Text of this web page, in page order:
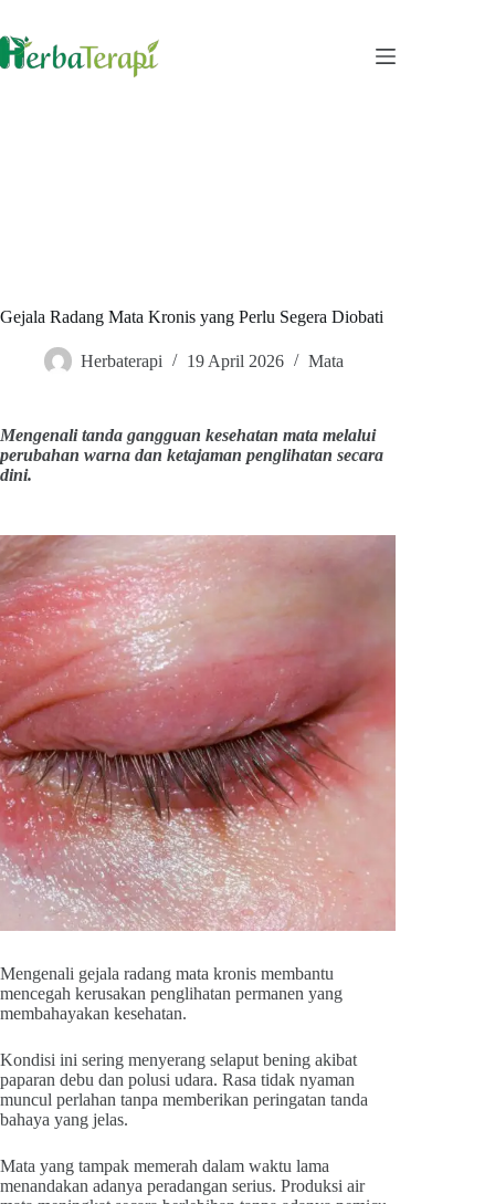
content
Gejala Radang Mata Kronis yang Perlu Segera Diobati
Herbaterapi 19 April 2026 Mata
Mengenali tanda gangguan kesehatan mata melalui
perubahan warna dan ketajaman penglihatan secara
dini.
Mengenali gejala radang mata kronis membantu
mencegah kerusakan penglihatan permanen yang
membahayakan kesehatan.
Kondisi ini sering menyerang selaput bening akibat
paparan debu dan polusi udara. Rasa tidak nyaman
muncul perlahan tanpa memberikan peringatan tanda
bahaya yang jelas.
Mata yang tampak memerah dalam waktu lama
menandakan adanya peradangan serius. Produksi air